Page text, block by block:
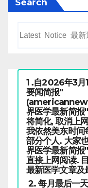
Search
1 .自2026年3
要闻简报"
界医学最新简
将简化, 取消上
我依然美东时间
部分个人. 大家
界医学最新简报
直接上网阅读.
最新医学文章及
2. 每月最后一